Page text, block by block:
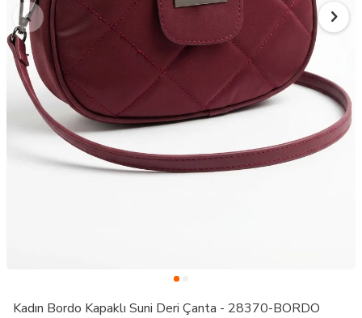
Kadın Bordo Kapaklı Suni Deri Çanta - 28370-BORDO